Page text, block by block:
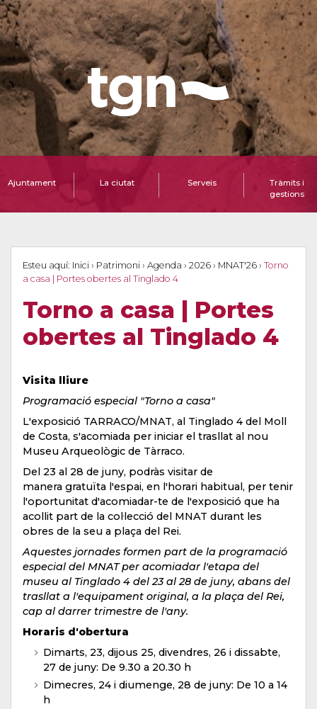
Ajuntament La ciutat Serveis
Tràmits i
gestions
Esteu aquí: Inici › Patrimoni › Agenda › 2026 › MNAT'26 › Torno
a casa | Portes obertes al Tinglado 4
Torno a casa | Portes
obertes al Tinglado 4
Visita lliure
Programació especial "Torno a casa"
L'exposició TARRACO/MNAT, al Tinglado 4 del Moll
de Costa, s'acomiada per iniciar el trasllat al nou
Museu Arqueològic de Tàrraco.
Del 23 al 28 de juny, podràs visitar de
manera gratuïta l'espai, en l'horari habitual, per tenir
l'oportunitat d'acomiadar-te de l'exposició que ha
acollit part de la col·lecció del MNAT durant les
obres de la seu a plaça del Rei.
Aquestes jornades formen part de la programació
especial del MNAT per acomiadar l'etapa del
museu al Tinglado 4 del 23 al 28 de juny, abans del
trasllat a l'equipament original, a la plaça del Rei,
cap al darrer trimestre de l'any.
Horaris d'obertura
Dimarts, 23, dijous 25, divendres, 26 i dissabte,
27 de juny: De 9.30 a 20.30 h
Dimecres, 24 i diumenge, 28 de juny: De 10 a 14
h